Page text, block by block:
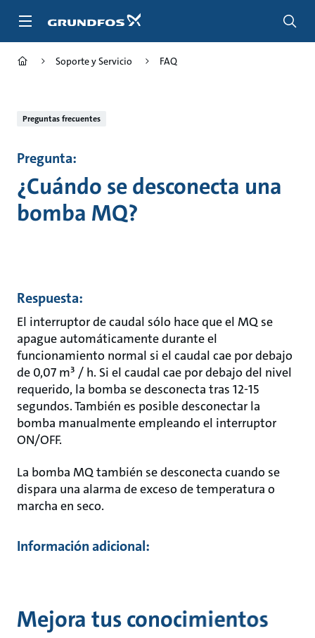
Soporte y Servicio FAQ
Preguntas frecuentes
Pregunta:
¿Cuándo se desconecta una
bomba MQ?
Respuesta:
El interruptor de caudal sólo hace que el MQ se
apague automáticamente durante el
funcionamiento normal si el caudal cae por debajo
de 0,07 m³ / h. Si el caudal cae por debajo del nivel
requerido, la bomba se desconecta tras 12-15
segundos. También es posible desconectar la
bomba manualmente empleando el interruptor
ON/OFF.
La bomba MQ también se desconecta cuando se
dispara una alarma de exceso de temperatura o
marcha en seco.
Información adicional:
Mejora tus conocimientos